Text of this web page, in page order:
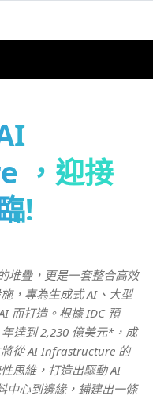
，迎接
!
堆疊，更是一套整合高效
，專為生成式 AI、大型
而打造。根據 IDC 預
達到 2,230 億美元*，成
從 AI Infrastructure 的
思維，打造出驅動 AI
中心到邊緣，鋪建出一條